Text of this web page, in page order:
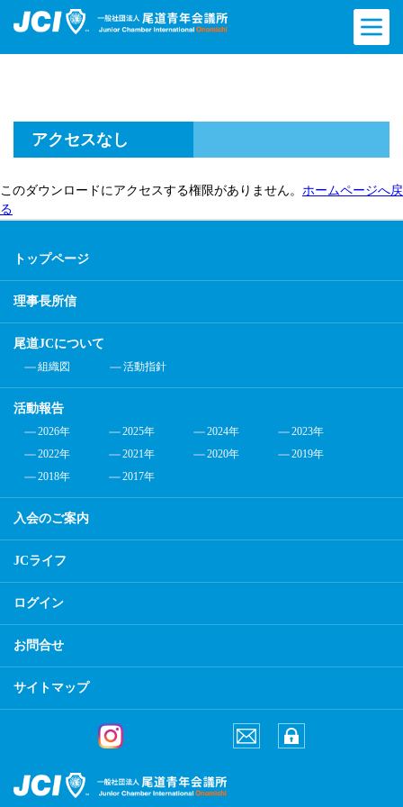
アクセスなし
このダウンロードにアクセスする権限がありません。 ホームページへ戻
る
トップページ
理事長所信
尾道JCについて
組織図 活動指針
活動報告
2026年 2025年 2024年
2023年
2022年
2021年 2020年
2019年
2018年
2017年
入会のご案内
JCライフ
ログイン
お問合せ
サイトマップ